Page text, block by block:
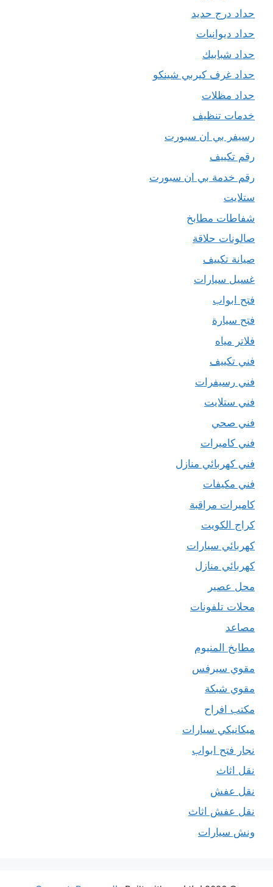
حداد درج حديد
حداد ديوانيات
حداد شبابيك
حداد غرف كيربي شينكو
حداد مظلات
خدمات تنظيف
رسيفر بي ان سبورت
رقم تكييف
رقم خدمة بي ان سبورت
ستلايت
شفاطات مطابخ
صالونات حلاقة
صيانة تكييف
غسيل سيارات
فتح ابواب
فتح سيارة
فلاتر مياه
فني تكييف
فني رسيفرات
فني ستلايت
فني صحي
فني كاميرات
فني كهربائي منازل
فني مكيفات
كاميرات مراقبة
كراج الكويت
كهربائي سيارات
كهربائي منازل
محل عصير
محلات تلفونات
مصاعد
مطابخ المنيوم
مقوي سيرفس
مقوي شبكة
مكتب افراح
ميكانيكي سيارات
نجار فتح ابواب
نقل اثاث
نقل عفش
نقل عفش اثاث
ونش سيارات